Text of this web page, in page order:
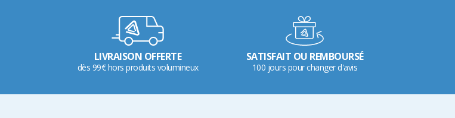
LIVRAISON OFFERTE
dès 99€ hors produits volumineux
SATISFAIT OU REMBOURSÉ
100 jours pour changer d'avis